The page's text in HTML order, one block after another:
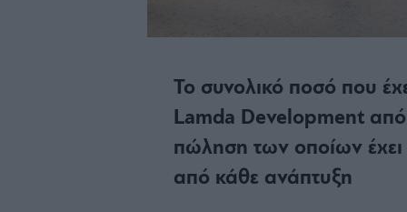
Το συνολικό ποσό που
Lamda Development από
πώληση των οποίων
από κάθε ανάπτυξη